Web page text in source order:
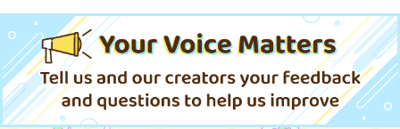
550 円（税込）
鬼滅の刃
宇髄天元×煉獄杏寿郎
サンプル
ヤブコウジ
専売 2,750円 （税込）
鬼滅の刃
宇髄天元×煉獄杏寿郎
サンプル
ネコのバヤシライス
専売 750円 （税込）
鬼滅の刃
宇髄天元×煉獄杏寿郎
サンプル